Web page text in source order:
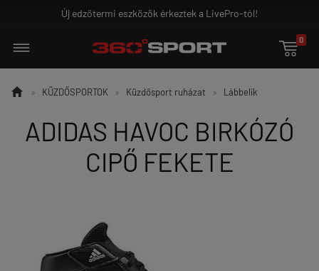
edzőtermi eszközök érkeztek a LivePro-tól!

0
 » KÜZDŐSPORTOK » Küzdősport ruházat » Lábbelik
ADIDAS HAVOC BIRKÓZÓ
CIPŐ FEKETE